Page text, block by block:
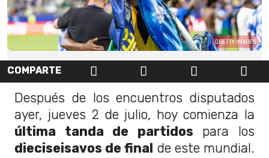
GETTY IMAGES
COMPARTE
Después de los encuentros disputados
ayer, jueves 2 de julio, hoy comienza la
última tanda de partidos para los
dieciseisavos de final de este mundial.